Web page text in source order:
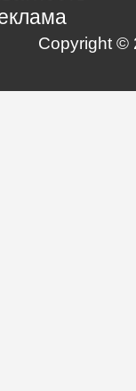
Copyright ©